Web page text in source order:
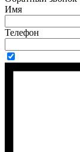
Имя
Телефон